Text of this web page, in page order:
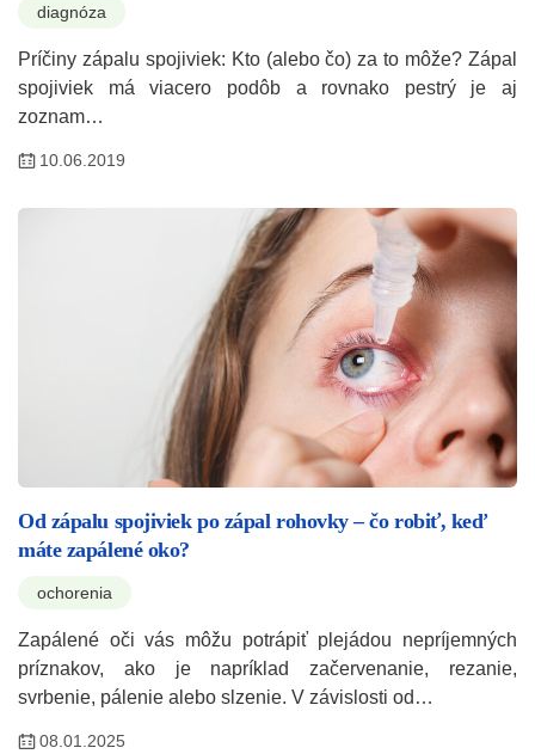
diagnóza
Príčiny zápalu spojiviek: Kto (alebo čo) za to môže? Zápal
spojiviek má viacero podôb a rovnako pestrý je aj
zoznam…
10.06.2019
Od zápalu spojiviek po zápal rohovky – čo robiť, keď
máte zapálené oko?
ochorenia
Zapálené oči vás môžu potrápiť plejádou nepríjemných
príznakov, ako je napríklad začervenanie, rezanie,
svrbenie, pálenie alebo slzenie. V závislosti od…
08.01.2025